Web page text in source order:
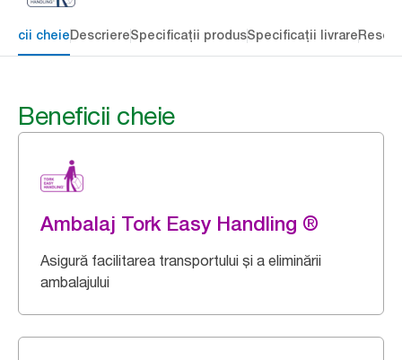
cheieDescriereSpecificații produsSpecificații livrare
Beneficii cheie
Ambalaj Tork Easy Handling ®
Asigură facilitarea transportului și a eliminării
ambalajului